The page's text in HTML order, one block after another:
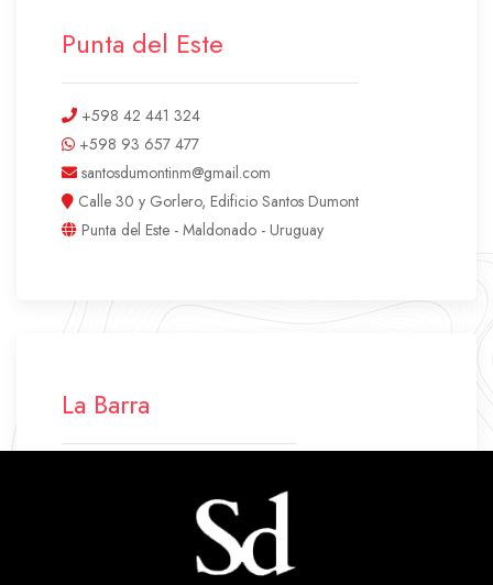
Punta del Este
+598 42 441 324
+598 93 657 477
santosdumontinm@gmail.com
Calle 30 y Gorlero, Edificio Santos Dumont
Punta del Este - Maldonado - Uruguay
La Barra
+598 94 640 045
labarra.santosdumont@gmail.com
Ruta 10 Parada 43